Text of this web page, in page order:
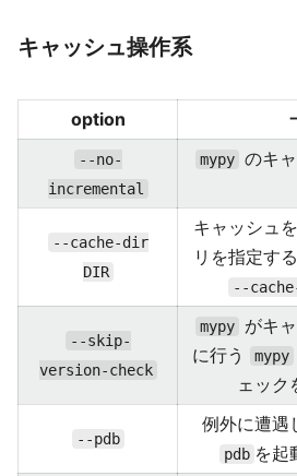
キャッシュ操作系
option
--no-
incremental
mypy のキ
--cache-dir
DIR
キャッシュ
リを指定す
--
--skip-
version-check
mypy
がキ
に行う
mypy
ェック
--pdb
例外に遭遇
pdb を起